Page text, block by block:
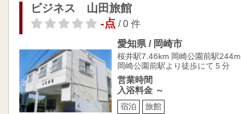
ビジネス 山田旅館
-点/ 0 件
愛知県 / 岡崎市
桜井駅7.46km 岡崎公園前駅244m
岡崎公園前駅より徒歩にて５分
営業時間
入浴料金 ～
宿泊 旅館